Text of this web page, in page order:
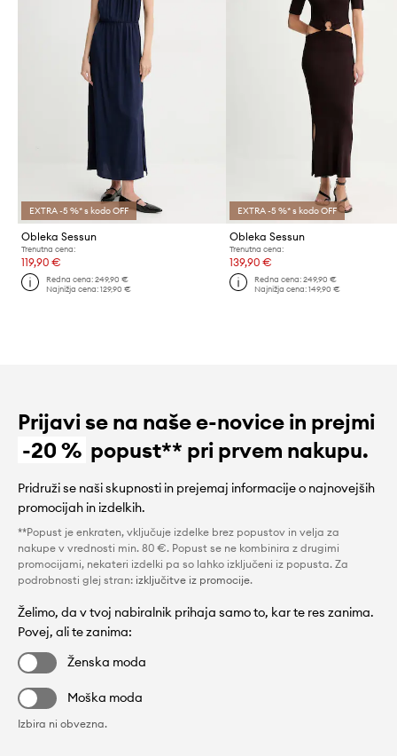
EXTRA -5 %* s kodo OFF
Obleka Sessun
Trenutna cena:
119,90 €
Redna cena:249,90 €
Najnižja cena:129,90 €
EXTRA -5 %* s kodo OFF
Obleka Sessun
Trenutna cena:
139,90 €
Redna cena: 249,90 €
Najnižja cena: 149,90 €
Prijavi se na naše e-novice in prejmi
-20 % popust** pri prvem nakupu.
Pridruži se naši skupnosti in prejemaj informacije o najnovejših
promocijah in izdelkih.
**Popust je enkraten, vključuje izdelke brez popustov in velja za
nakupe v vrednosti min. 80 €. Popust se ne kombinira z drugimi
promocijami, nekateri izdelki pa so lahko izključeni iz popusta. Za
podrobnosti glej stran: izključitve iz promocije.
Želimo, da v tvoj nabiralnik prihaja samo to, kar te res zanima.
Povej, ali te zanima:
Ženska moda
Moška moda
Izbira ni obvezna.